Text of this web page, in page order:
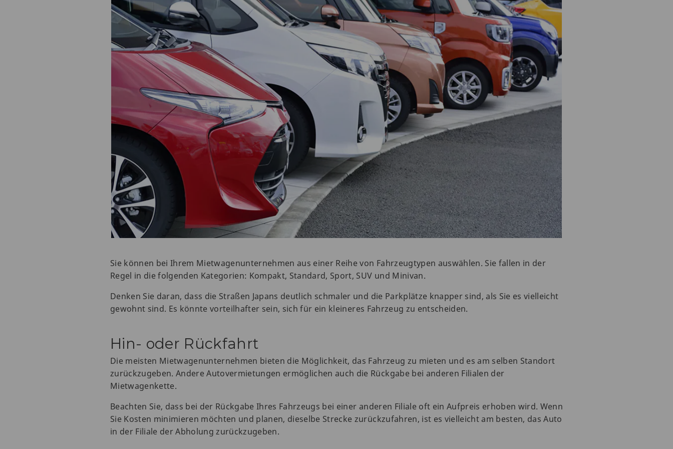
Sie können bei Ihrem Mietwagenunternehmen aus einer Reihe von Fahrzeugtypen auswählen. Sie fallen in der
Regel in die folgenden Kategorien: Kompakt, Standard, Sport, SUV und Minivan.
Denken Sie daran, dass die Straßen Japans deutlich schmaler und die Parkplätze knapper sind, als Sie es vielleicht
gewohnt sind. Es könnte vorteilhafter sein, sich für ein kleineres Fahrzeug zu entscheiden.
Hin- oder Rückfahrt
Die meisten Mietwagenunternehmen bieten die Möglichkeit, das Fahrzeug zu mieten und es am selben Standort
zurückzugeben. Andere Autovermietungen ermöglichen auch die Rückgabe bei anderen Filialen der
Mietwagenkette.
Beachten Sie, dass bei der Rückgabe Ihres Fahrzeugs bei einer anderen Filiale oft ein Aufpreis erhoben wird. Wenn
Sie Kosten minimieren möchten und planen, dieselbe Strecke zurückzufahren, ist es vielleicht am besten, das Auto
in der Filiale der Abholung zurückzugeben.